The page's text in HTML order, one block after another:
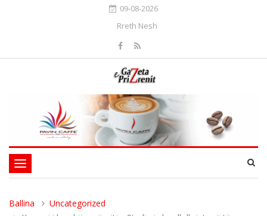
09-08-2026
Rreth Nesh
Toggle
navigation
Ballina
Uncategorized